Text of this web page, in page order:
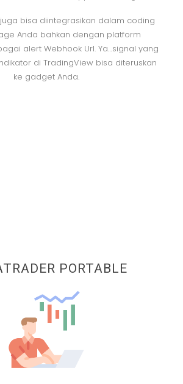
bisa diintegrasikan dalam coding
Anda bahkan dengan platform
alert Webhook Url. Ya…signal yang
di TradingView bisa diteruskan
ke gadget Anda.
PORTABLE